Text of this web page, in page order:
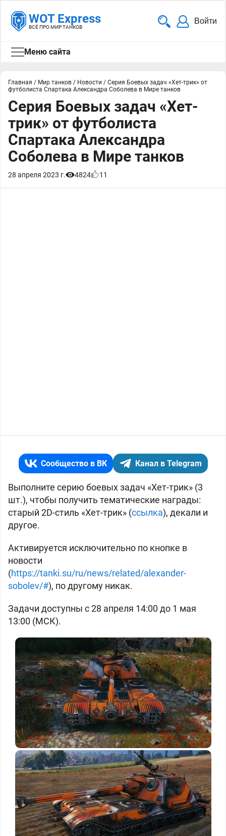
WOT Express
ВСЁ ПРО МИР ТАНКОВ
Войти
Меню сайта
Главная / Мир танков / Новости / Серия Боевых задач «Хет-трик» от
футболиста Спартака Александра Соболева в Мире танков
Серия Боевых задач «Хет-
трик» от футболиста
Спартака Александра
Соболева в Мире танков
28 апреля 2023 г. 4824 11
Сообщество в ВК Канал в Telegram
Выполните серию боевых задач «Хет-трик» (3
шт.), чтобы получить тематические награды:
старый 2D-стиль «Хет-трик» (ссылка), декали и
другое.
Активируется исключительно по кнопке в
новости
(https://tanki.su/ru/news/related/alexander-
sobolev/#), по другому никак.
Задачи доступны с 28 апреля 14:00 до 1 мая
13:00 (МСК).